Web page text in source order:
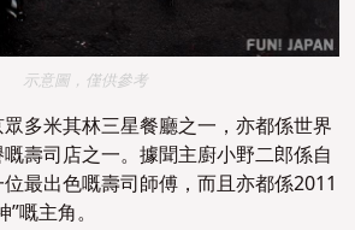
示意圖，僅供參考
多米其林三星餐廳之一，亦都係世界
壽司店之一。據聞主廚小野二郎係自
最出色嘅壽司師傅，而且亦都係2011
嘅主角。